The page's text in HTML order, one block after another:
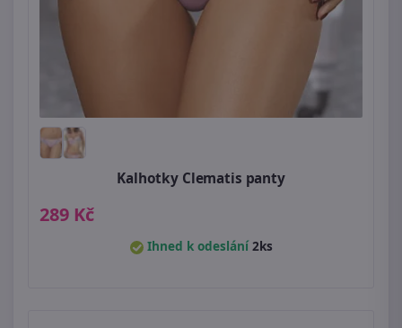
Kalhotky Clematis panty
289 Kč
Ihned k odeslání2ks